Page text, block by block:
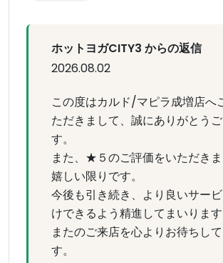
ホットヨガCITY3 からの返信
2026.08.02
この度はカルド/マピラ成増店へ
ただきまして、誠にありがとう
す。
また、★５のご評価をいただき
嬉しい限りです。
今後も引き続き、より良いサー
けできるよう精進してまいります
またのご来店を心よりお待ちし
す。